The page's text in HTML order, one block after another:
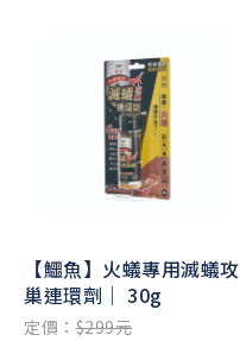
【鱷魚】火蟻專用滅蟻攻
巢連環劑｜ 30g
定價：$299元